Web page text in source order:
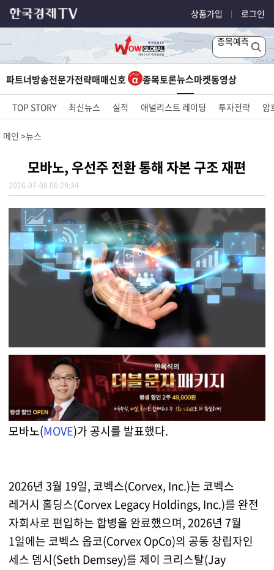
상품가입 로그인
종목예측
파트너방송전문가전략매매신호 종목토론뉴스마켓동영상
TOP STORY 최신뉴스 실적 애널리스트 레이팅 투자전략 암
메인 뉴스
모바노, 우선주 전환 통해 자본 구조 재편
2026-07-08 06:29:34
모바노(MOVE)가 공시를 발표했다.
2026년 3월 19일, 코벡스(Corvex, Inc.)는 코벡스
레거시 홀딩스(Corvex Legacy Holdings, Inc.)를 완전
자회사로 편입하는 합병을 완료했으며, 2026년 7월
1일에는 코벡스 옵코(Corvex OpCo)의 공동 창립자인
세스 뎀시(Seth Demsey)를 제이 크리스탈(Jay